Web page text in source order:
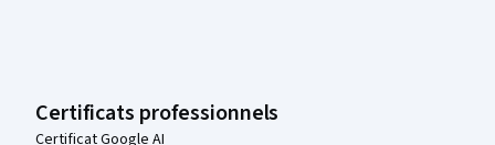
Certificats professionnels
Certificat Google AI